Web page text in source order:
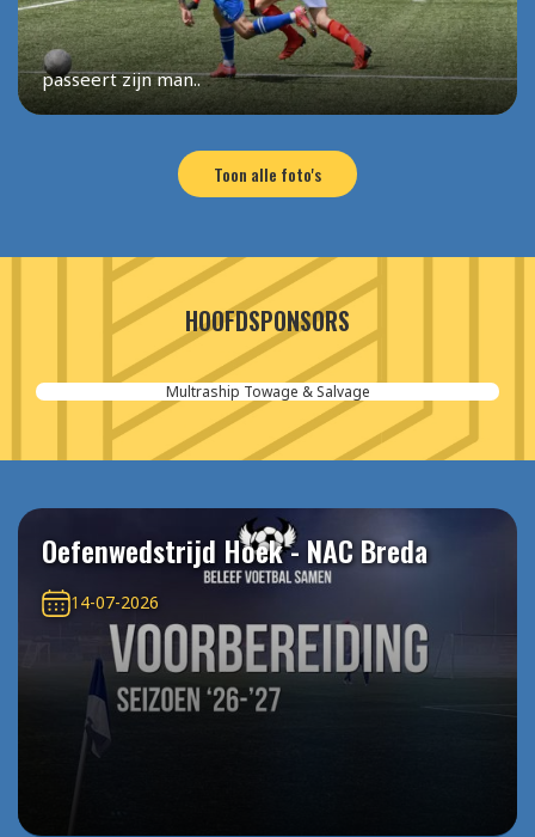
passeert zijn man..
Toon alle foto's
HOOFDSPONSORS
Aannemersbedrijf van der Poel
Oefenwedstrijd Hoek - NAC Breda
14-07-2026